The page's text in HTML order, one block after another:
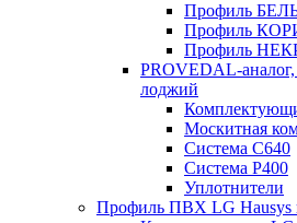
Профиль
Профиль
Профиль
PROVEDAL-
лоджий
Москитная
Система C640
Система P400
Уплотнители
Профиль ПВХ LG Hausys